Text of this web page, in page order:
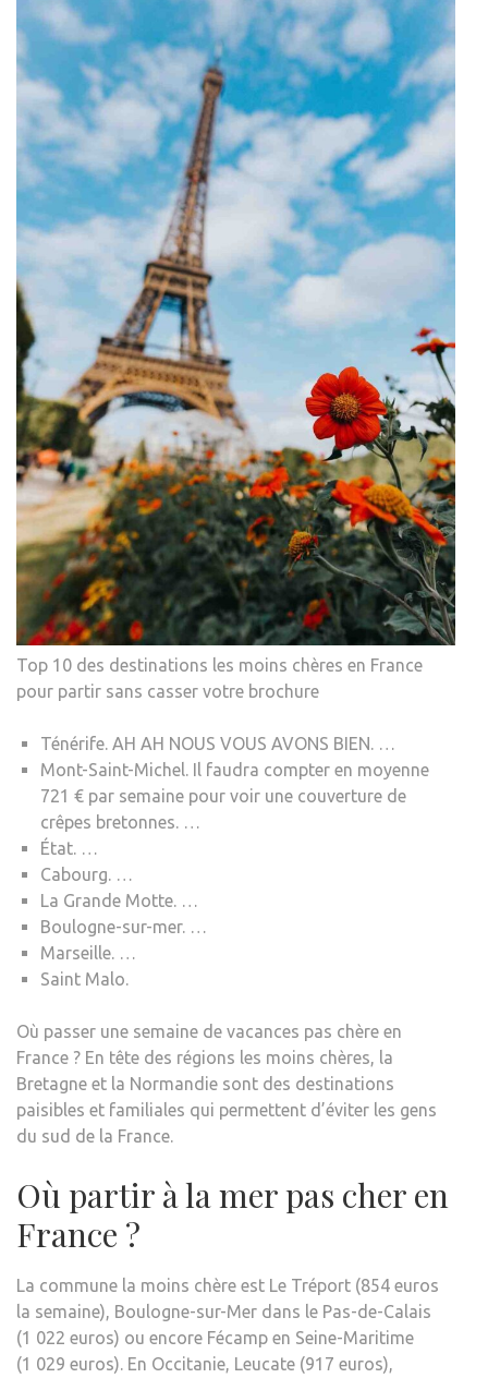
Top 10 des destinations les moins chères en France
pour partir sans casser votre brochure
Ténérife. AH AH NOUS VOUS AVONS BIEN. …
Mont-Saint-Michel. Il faudra compter en moyenne
721 € par semaine pour voir une couverture de
crêpes bretonnes. …
État. …
Cabourg. …
La Grande Motte. …
Boulogne-sur-mer. …
Marseille. …
Saint Malo.
Où passer une semaine de vacances pas chère en
France ? En tête des régions les moins chères, la
Bretagne et la Normandie sont des destinations
paisibles et familiales qui permettent d’éviter les gens
du sud de la France.
Où partir à la mer pas cher en
France ?
La commune la moins chère est Le Tréport (854 euros
la semaine), Boulogne-sur-Mer dans le Pas-de-Calais
(1 022 euros) ou encore Fécamp en Seine-Maritime
(1 029 euros). En Occitanie, Leucate (917 euros),